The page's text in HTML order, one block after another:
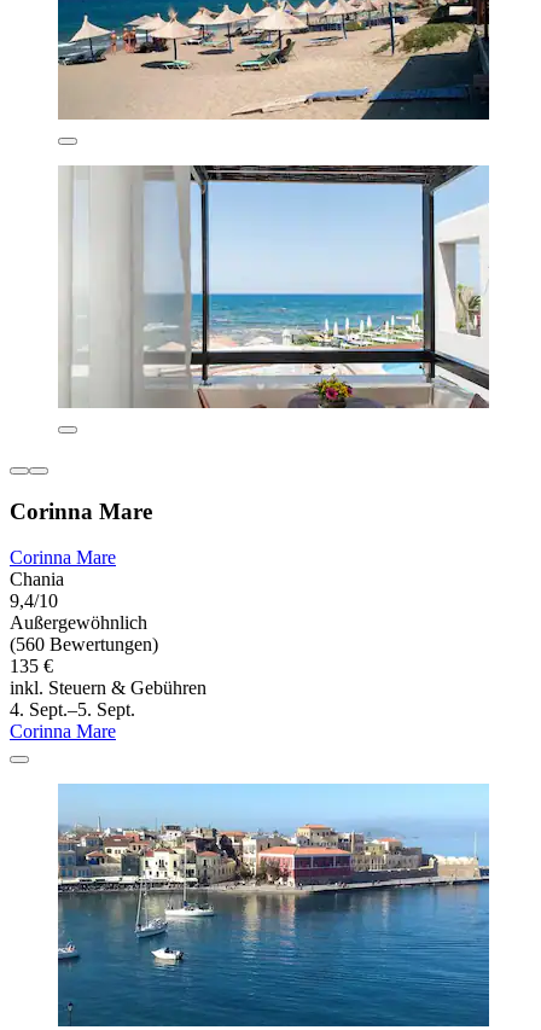
Corinna Mare
Corinna Mare
Chania
9,4/10
Außergewöhnlich
(560 Bewertungen)
135 €
inkl. Steuern & Gebühren
4. Sept.–5. Sept.
Corinna Mare